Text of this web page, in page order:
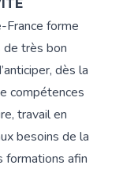
France forme
très bon
dès la
compétences
travail en
besoins de la
formations afin